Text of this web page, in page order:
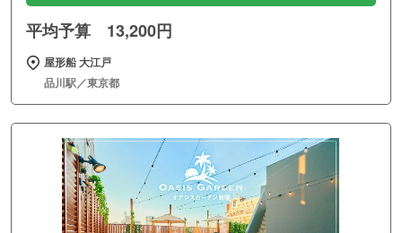
平均予算 13,200円
屋形船 大江戸
品川駅／東京都